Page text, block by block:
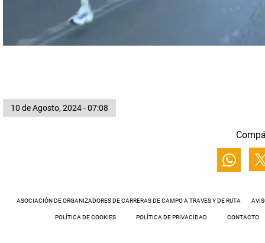
10 de Agosto, 2024 - 07:08
ASOCIACIÓN DE ORGANIZADORES DE CARRERAS DE CAMPO A TRAVES Y DE RUTA
POLÍTICA DE COOKIES POLÍTICA DE PRIVACIDAD CONTACTO